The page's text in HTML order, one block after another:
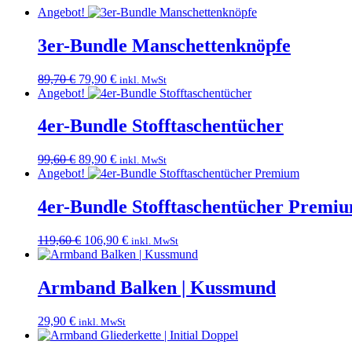
Angebot!
3er-Bundle Manschettenknöpfe
89,70€ Ursprünglicher
Preis
89,70 €
79,90 €Aktueller
Preis
79,90 €.
inkl. MwSt
Angebot!
4er-Bundle Stofftaschentücher
99,60€ Ursprünglicher
Preis
99,60 €
89,90 €Aktueller
Preis
89,90 €.
inkl. MwSt
Angebot!
4er-Bundle Stofftaschentücher
119,60€ Ursprünglicher
Preis
119,60 €
106,90 €Aktueller
Preis
106,90 €.
inkl. MwSt
Armband Balken | Kussmund
29,90 € inkl. MwSt